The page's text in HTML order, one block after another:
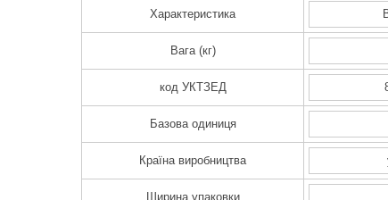
Характеристика
Вага (кг)
код УКТЗЕД
Базова одиниця
Країна виробництва
Ширина упаковки